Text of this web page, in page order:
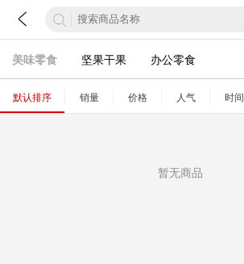
美味零食 坚果干果 办公零食
默认排序 销量 价格 人气 时间
暂无商品